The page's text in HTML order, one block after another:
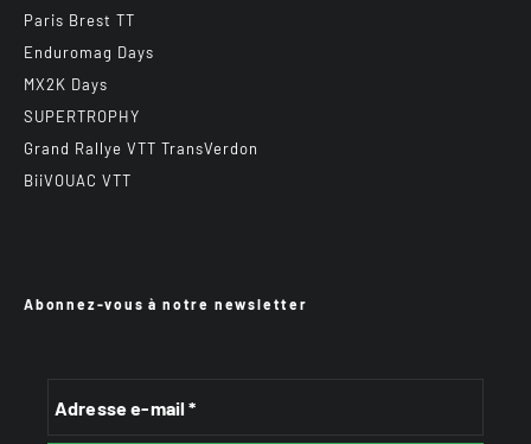
Paris Brest TT
Enduromag Days
MX2K Days
SUPERTROPHY
Grand Rallye VTT TransVerdon
BiiVOUAC VTT
Abonnez-vous à notre newsletter